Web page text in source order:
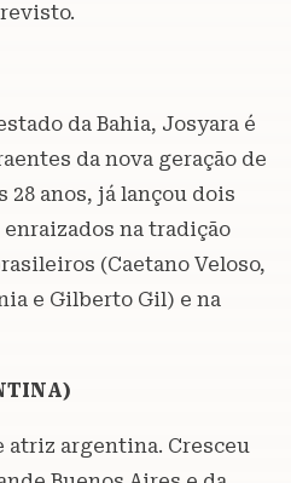
da Bahia, Josyara é
da nova geração de
28 anos, já lançou dois
na tradição
(Caetano Veloso,
e Gilberto Gil) e na
atriz argentina. Cresceu